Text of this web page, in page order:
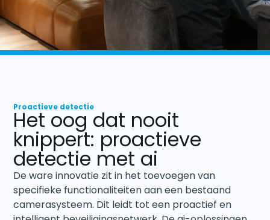
Proactieve detectie
Het oog dat nooit
knippert: proactieve
detectie met ai
De ware innovatie zit in het toevoegen van
specifieke functionaliteiten aan een bestaand
camerasysteem. Dit leidt tot een proactief en